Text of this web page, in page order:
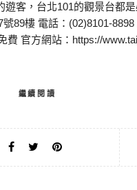
客，台北101的觀景台都
89樓 電話：(02)8101-
費 官方網站：https://
繼續閱讀